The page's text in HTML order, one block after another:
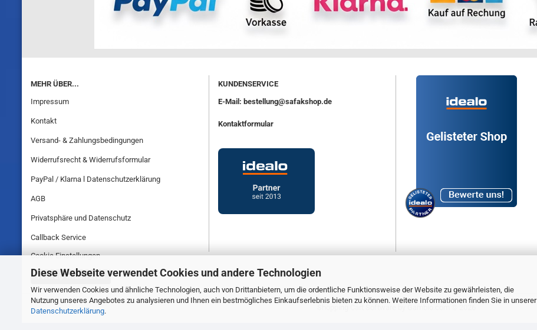
Diese Webseite verwendet Cookies und andere Technologien
Wir verwenden Cookies und ähnliche Technologien, auch von Drittanbietern, um die ordentliche Funktionsweise der Website zu gewährleisten, die
Nutzung unseres Angebotes zu analysieren und Ihnen ein bestmögliches Einkaufserlebnis bieten zu können. Weitere Informationen finden Sie in unserer
Datenschutzerklärung.
MEHR ÜBER...
Impressum
Kontakt
Versand- & Zahlungsbedingungen
Widerrufsrecht & Widerrufsformular
PayPal / Klarna l Datenschutzerklärung
AGB
Privatsphäre und Datenschutz
Callback Service
Cookie Einstellungen
KUNDENSERVICE
E-Mail: bestellung@safakshop.de
Kontaktformular
Vertrag widerrufen